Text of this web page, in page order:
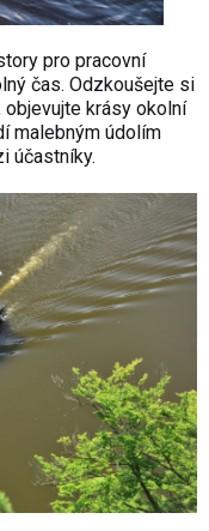
pro pracovní
čas. Odzkoušejte si
krásy okolní
malebným údolím
účastníky.